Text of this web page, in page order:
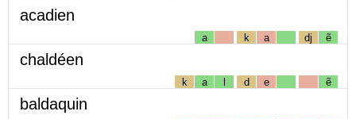
acadien
a k a dj ẽ
chaldéen
k a l d e ẽ
baldaquin